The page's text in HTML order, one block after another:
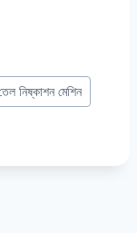
নিষ্কাশন মেশিন